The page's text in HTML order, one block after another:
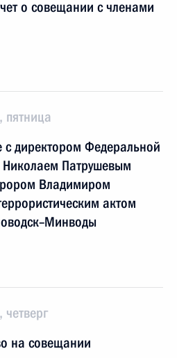
о совещании с членами
пятница
с директором Федеральной
Николаем Патрушевым
Владимиром
актом
на совещании